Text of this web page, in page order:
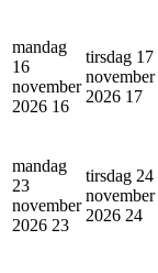
mandag
16
november
2026 16
tirsdag 17
november
2026 17
mandag
23
november
2026 23
tirsdag 24
november
2026 24